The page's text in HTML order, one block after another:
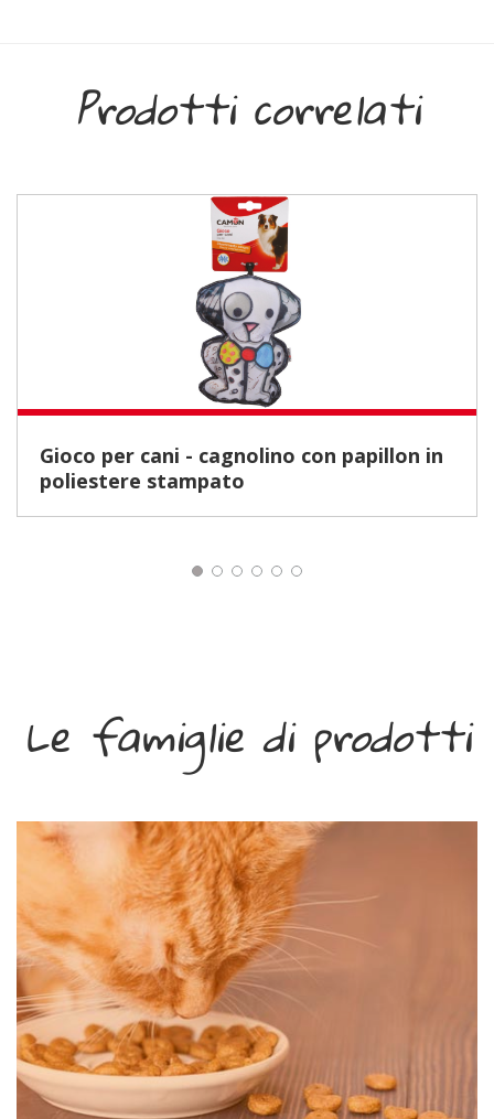
Prodotti correlati
Gioco per cani - cagnolino con papillon in
poliestere stampato
Le famiglie di prodotti